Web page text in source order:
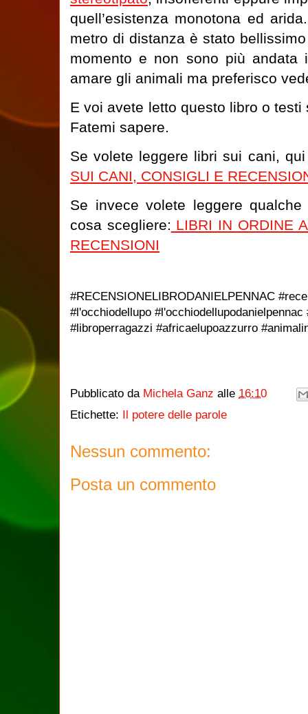
quell’esistenza monotona ed
metro di distanza è stato
momento e non sono più andata
amare gli animali ma preferisco
E voi avete letto questo libro o
Fatemi sapere.
Se volete leggere libri sui cani,
SUI CANI, CONSIGLI E
Se invece volete leggere
cosa scegliere: LIBRI IN ORDINE
RECENSIONI
#RECENSIONELIBRODANIELPENNAC
#l'occhiodellupo
#libroperragazzi #africaelupoazzurro
Pubblicato da Michela Ganz alle 16:10
Etichette: Il potere delle parole
Nessun commento:
Posta un commento